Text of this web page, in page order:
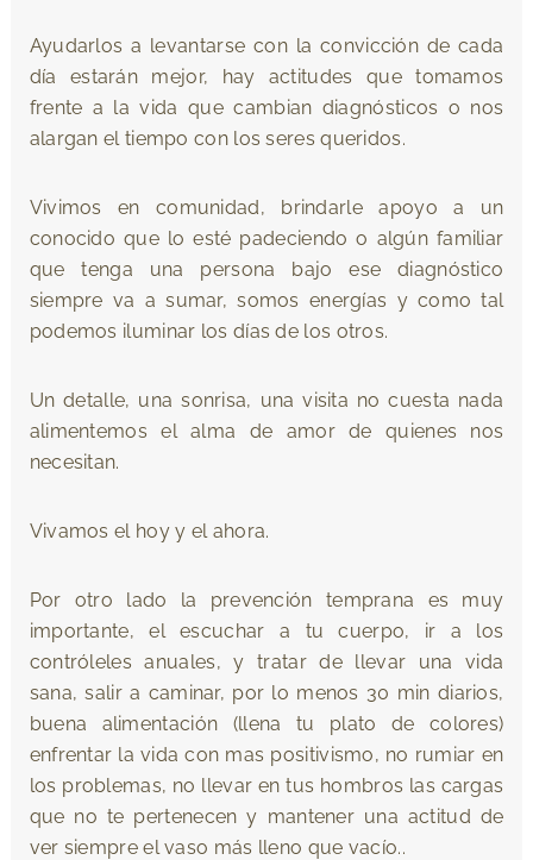
Ayudarlos a levantarse con la convicción de cada
día estarán mejor, hay actitudes que tomamos
frente a la vida que cambian diagnósticos o nos
alargan el tiempo con los seres queridos.
Vivimos en comunidad, brindarle apoyo a un
conocido que lo esté padeciendo o algún familiar
que tenga una persona bajo ese diagnóstico
siempre va a sumar, somos energías y como tal
podemos iluminar los días de los otros.
Un detalle, una sonrisa, una visita no cuesta nada
alimentemos el alma de amor de quienes nos
necesitan.
Vivamos el hoy y el ahora.
Por otro lado la prevención temprana es muy
importante, el escuchar a tu cuerpo, ir a los
contróleles anuales, y tratar de llevar una vida
sana, salir a caminar, por lo menos 30 min diarios,
buena alimentación (llena tu plato de colores)
enfrentar la vida con mas positivismo, no rumiar en
los problemas, no llevar en tus hombros las cargas
que no te pertenecen y mantener una actitud de
ver siempre el vaso más lleno que vacío..